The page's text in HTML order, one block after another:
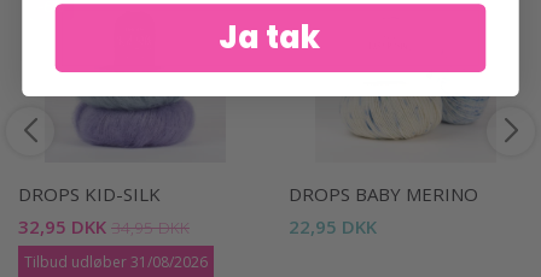
-6%
DROPS KID-SILK
32,95 DKK 34,95 DKK
Tilbud udløber 31/08/2026
DROPS BABY MERINO
22,95 DKK
Ja tak